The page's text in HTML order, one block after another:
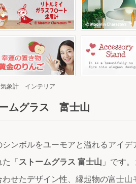
象計 インテリア
ムグラス 富士山
シンボルをユーモアと溢れるアイデ
「 ストームグラス 富士山 」です
わせたデザイン性、縁起物の富士山